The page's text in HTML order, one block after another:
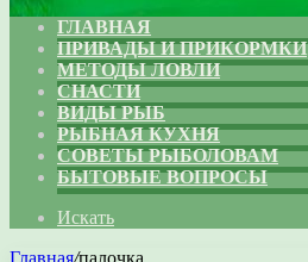
ГЛАВНАЯ
ПРИВАДЫ И ПРИКОРМКИ
МЕТОДЫ ЛОВЛИ
СНАСТИ
ВИДЫ РЫБ
РЫБНАЯ КУХНЯ
СОВЕТЫ РЫБОЛОВАМ
БЫТОВЫЕ ВОПРОСЫ
Искать
Главная/палочка